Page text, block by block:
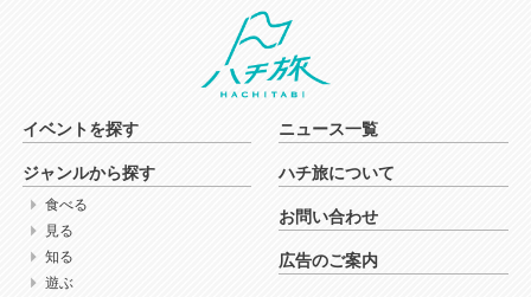
イベントを探す
ジャンルから探す
食べる
見る
知る
遊ぶ
ニュース一覧
ハチ旅について
お問い合わせ
広告のご案内